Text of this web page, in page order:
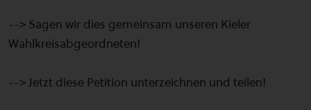
--> Sagen wir dies gemeinsam unseren Kieler
Wahlkreisabgeordneten!
--> Jetzt diese Petition unterzeichnen und teilen!